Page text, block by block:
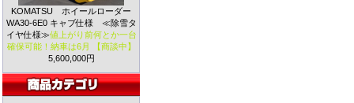
KOMATSU ホイールローダー
WA30-6E0 キャブ仕様 ≪除雪タ
イヤ仕様≫値上がり前何とか一台
確保可能！納車は6月 【商談中】
5,600,000円